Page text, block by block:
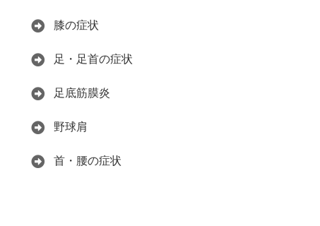
膝の症状
足・足首の症状
足底筋膜炎
野球肩
首・腰の症状